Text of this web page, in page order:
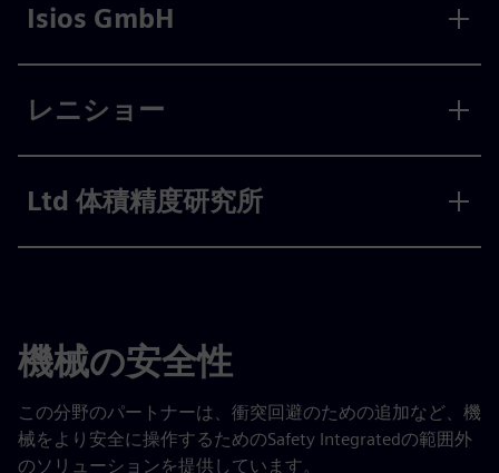
Isios GmbH
レニショー
Ltd 体積精度研究所
機械の安全性
この分野のパートナーは、衝突回避のための追加など、機
械をより安全に操作するためのSafety Integratedの範囲外
のソリューションを提供しています。